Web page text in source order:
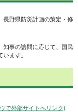
長野県防災計画の策定・修
知事の諮問に応じて、国民
ます。
で外部サイトへリンク)